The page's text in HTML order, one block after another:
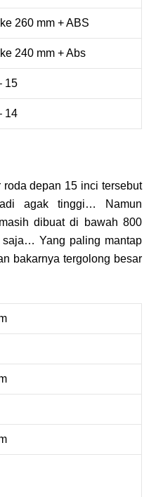
260 mm + ABS
240 mm + Abs
15
14
depan 15 inci tersebut
agak tinggi… Namun
dibuat di bawah 800
saja… Yang paling mantap
bakarnya tergolong besar